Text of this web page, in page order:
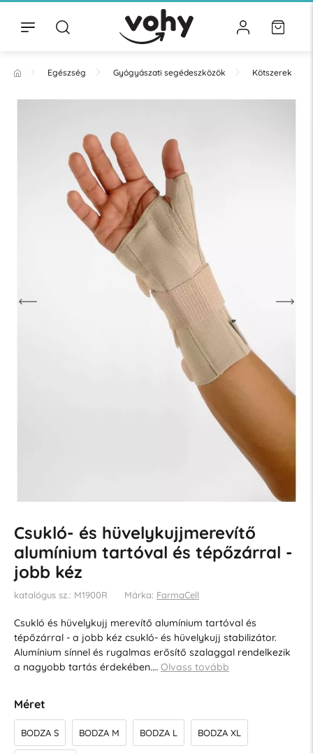
Egészség Gyógyászati segédeszközök Kötszerek
Csukló- és hüvelykujjmerevítő
alumínium tartóval és tépőzárral -
jobb kéz
katalógus sz.: M1900R Márka: FarmaCell
Csukló és hüvelykujj merevítő alumínium tartóval és
tépőzárral - a jobb kéz csukló- és hüvelykujj stabilizátor.
Alumínium sínnel és rugalmas erősítő szalaggal rendelkezik
a nagyobb tartás érdekében.… Olvass tovább
Méret
BODZA S BODZA M BODZA L BODZA XL